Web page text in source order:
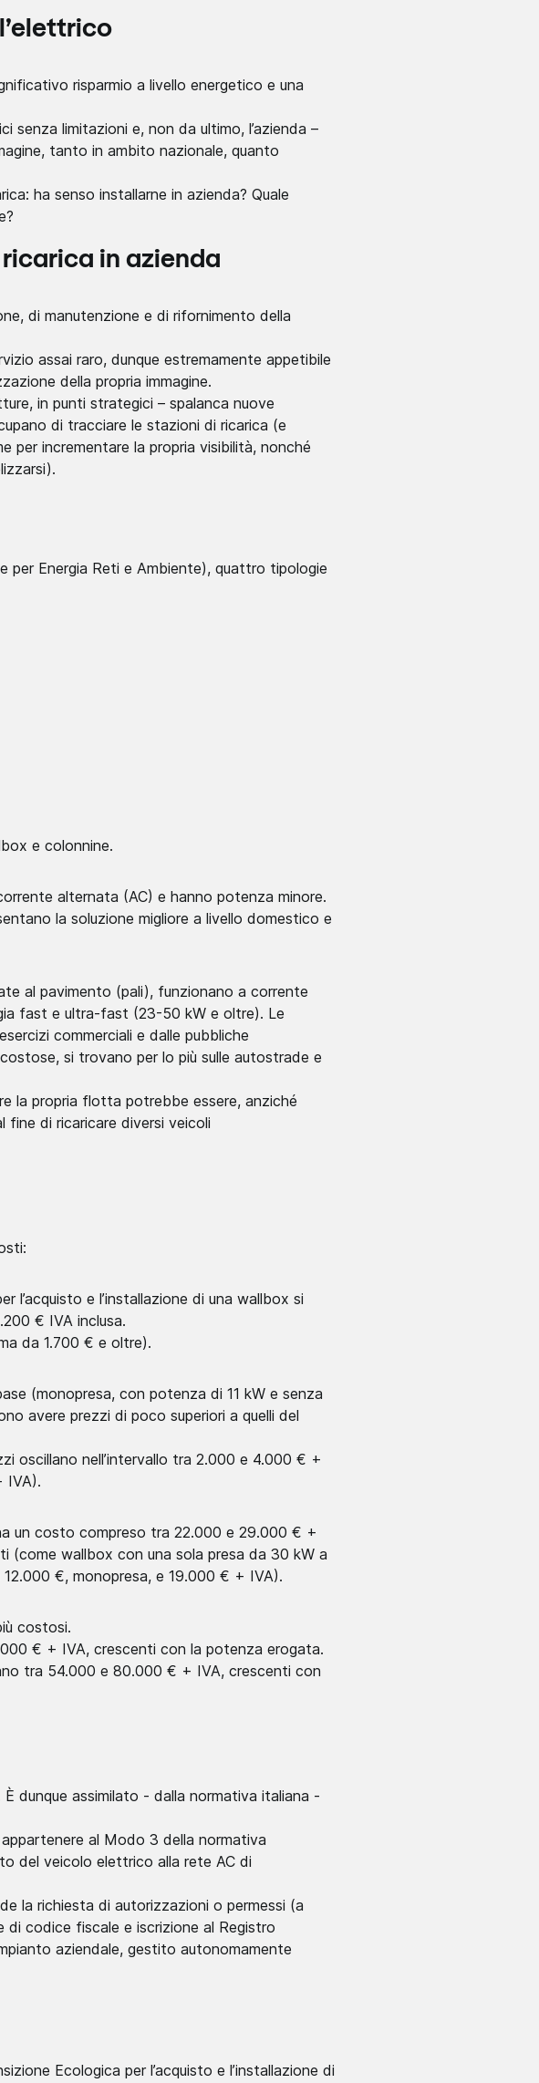
risparmio a livello energetico e una
senza limitazioni e, non da ultimo, l’azienda –
tanto in ambito nazionale, quanto
ha senso installarne in azienda? Quale
in azienda
di manutenzione e di rifornimento della
assai raro, dunque estremamente appetibile
della propria immagine.
in punti strategici – spalanca nuove
di tracciare le stazioni di ricarica (e
incrementare la propria visibilità, nonché
Energia Reti e Ambiente), quattro tipologie
e colonnine.
alternata (AC) e hanno potenza minore.
la soluzione migliore a livello domestico e
al pavimento (pali), funzionano a corrente
fast e ultra-fast (23-50 kW e oltre). Le
commerciali e dalle pubbliche
si trovano per lo più sulle autostrade e
la propria flotta potrebbe essere, anziché
fine di ricaricare diversi veicoli
l’acquisto e l’installazione di una wallbox si
€ IVA inclusa.
da 1.700 € e oltre).
(monopresa, con potenza di 11 kW e senza
avere prezzi di poco superiori a quelli del
oscillano nell’intervallo tra 2.000 e 4.000 € +
IVA).
un costo compreso tra 22.000 e 29.000 € +
(come wallbox con una sola presa da 30 kW a
€, monopresa, e 19.000 € + IVA).
costosi.
€ + IVA, crescenti con la potenza erogata.
tra 54.000 e 80.000 € + IVA, crescenti con
dunque assimilato - dalla normativa italiana -
al Modo 3 della normativa
del veicolo elettrico alla rete AC di
la richiesta di autorizzazioni o permessi (a
codice fiscale e iscrizione al Registro
aziendale, gestito autonomamente
Ecologica per l’acquisto e l’installazione di